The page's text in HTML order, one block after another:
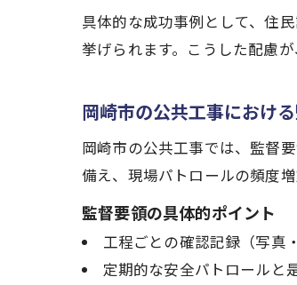
具体的な成功事例として、住
挙げられます。こうした配慮
岡崎市の公共工事におけ
岡崎市の公共工事では、監督
備え、現場パトロールの頻度増
監督要領の具体的ポイント
工程ごとの確認記録（写真
定期的な安全パトロールと